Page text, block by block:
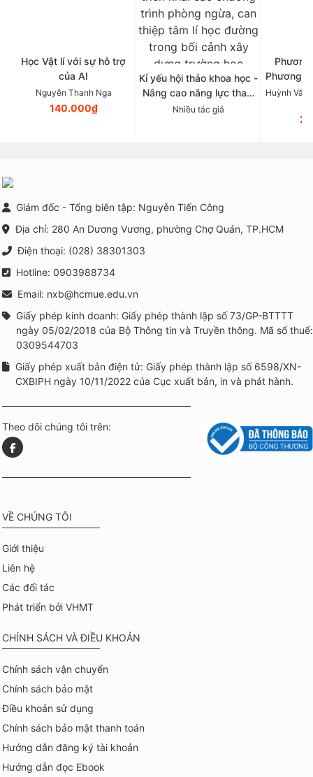
Học Vật lí với sự hỗ trợ
của AI
Nguyễn Thanh Nga
140.000₫
Kỉ yếu hội thảo khoa học -
Nâng cao năng lực tham
vấn nhóm và triển khai
Nhiều tác giả
Phương
Huỳnh Văn
Giám đốc - Tổng biên tập: Nguyễn Tiến Công
Địa chỉ: 280 An Dương Vương, phường Chợ Quán, TP.HCM
Điện thoại: (028) 38301303
Hotline: 0903988734
Email: nxb@hcmue.edu.vn
Giấy phép kinh doanh: Giấy phép thành lập số 73/GP-BTTTT
ngày 05/02/2018 của Bộ Thông tin và Truyền thông. Mã số thuế:
0309544703
Giấy phép xuất bản điện tử: Giấy phép thành lập số 6598/XN-
CXBIPH ngày 10/11/2022 của Cục xuất bản, in và phát hành.
Theo dõi chúng tôi trên:
VỀ CHÚNG TÔI
Giới thiệu
Liên hệ
Các đối tác
Phát triển bởi VHMT
CHÍNH SÁCH VÀ ĐIỀU KHOẢN
Chính sách vận chuyển
Chính sách bảo mật
Điều khoản sử dụng
Chính sách bảo mật thanh toán
Hướng dẫn đăng ký tài khoản
Hướng dẫn đọc Ebook